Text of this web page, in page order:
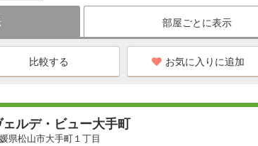
部屋ごとに表示
お気に入りに追加
ェルデ・ビュー大手町
県松山市大手町１丁目